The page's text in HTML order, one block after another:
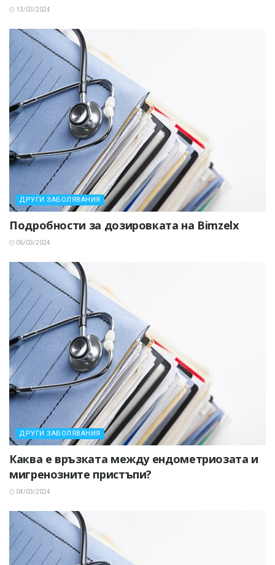
13/03/2024
ДРУГИ ЗАБОЛЯВАНИЯ
Подробности за дозировката на Bimzelx
06/03/2024
ДРУГИ ЗАБОЛЯВАНИЯ
Каква е връзката между ендометриозата и
мигренозните пристъпи?
04/03/2024